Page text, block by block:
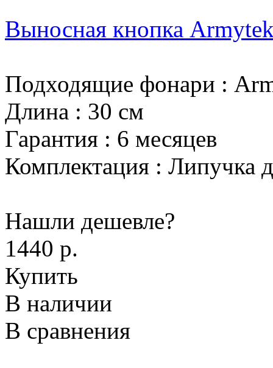
Выносная кнопка
Подходящие фонари :
Длина : 30 см
Гарантия : 6 месяцев
Комплектация : Липучка
Нашли дешевле?
1440 р.
Купить
В наличии
В сравнения